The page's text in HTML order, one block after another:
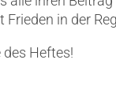
in der
des Heftes!